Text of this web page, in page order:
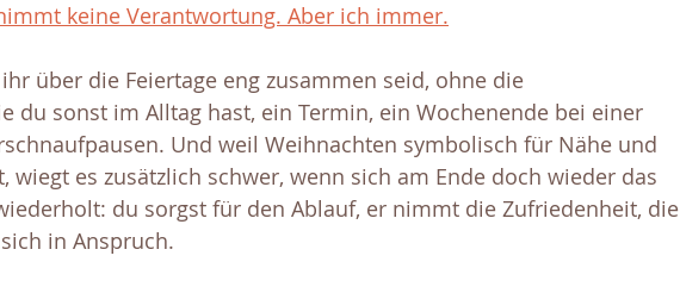
keine Verantwortung. Aber ich immer.
über die Feiertage eng zusammen seid, ohne die
du sonst im Alltag hast, ein Termin, ein Wochenende bei einer
Und weil Weihnachten symbolisch für Nähe und
wiegt es zusätzlich schwer, wenn sich am Ende doch wieder das
du sorgst für den Ablauf, er nimmt die Zufriedenheit, die
in Anspruch.